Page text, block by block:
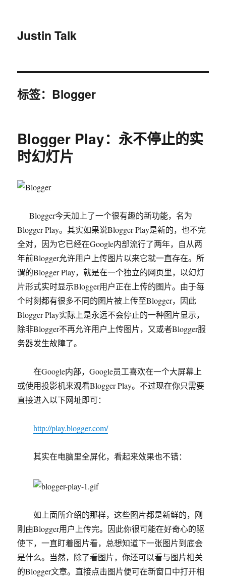
Justin Talk
标签：Blogger
Blogger Play：永不停止的实
时幻灯片
Blogger今天加上了一个很有趣的新功能，名为
Blogger Play。其实如果说Blogger Play是新的，也不完
全对，因为它已经在Google内部流行了两年，自从两
年前Blogger允许用户上传图片以来它就一直存在。所
谓的Blogger Play，就是在一个独立的网页里，以幻灯
片形式实时显示Blogger用户正在上传的图片。由于每
个时刻都有很多不同的图片被上传至Blogger，因此
Blogger Play实际上是永远不会停止的一种图片显示，
除非Blogger不再允许用户上传图片，又或者Blogger服
务器发生故障了。
在Google内部，Google员工喜欢在一个大屏幕上
或使用投影机来观看Blogger Play。不过现在你只需要
直接进入以下网址即可：
http://play.blogger.com/
其实在电脑里全屏化，看起来效果也不错：
如上面所介绍的那样，这些图片都是新鲜的，刚
刚由Blogger用户上传完。因此你很可能在好奇心的驱
使下，一直盯着图片看，总想知道下一张图片到底会
是什么。当然，除了看图片，你还可以看与图片相关
的Blogger文章。直接点击图片便可在新窗口中打开相